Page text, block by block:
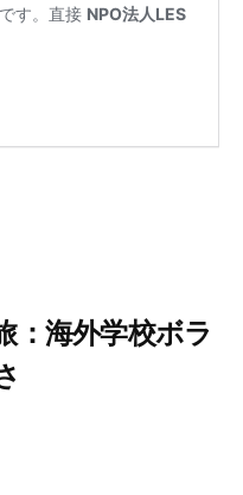
：海外学校ボラ